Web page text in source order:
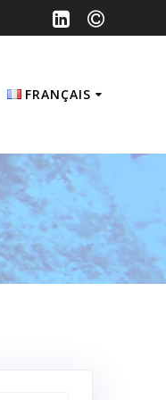
FRANÇAIS
English